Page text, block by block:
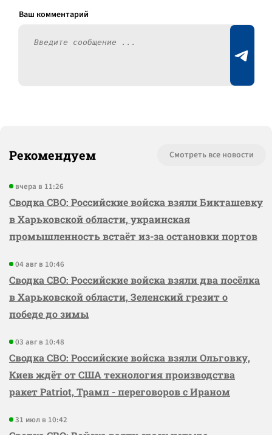
Рекомендуем Смотреть все новости
вчера в 11:26
Сводка СВО: Российские войска взяли Бикташевку
в Харьковской области, украинская
промышленность встаёт из-за остановки портов
04 авг в 10:46
Сводка СВО: Российские войска взяли два посёлка
в Харьковской области, Зеленский грезит о
победе до зимы
03 авг в 10:48
Сводка СВО: Российские войска взяли Ольговку,
Киев ждёт от США технология производства
ракет Patriot, Трамп - переговоров с Ираном
31 июл в 10:42